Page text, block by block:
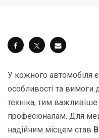
У кожного автомобіля є
особливості та вимоги
техніка, тим важливіше
професіоналам. Для
надійним місцем став